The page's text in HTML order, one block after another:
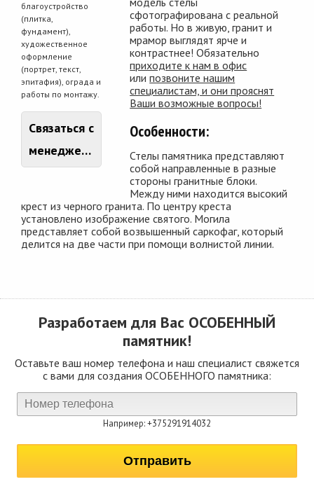
благоустройство
(плитка,
фундамент),
художественное
оформление
(портрет, текст,
эпитафия), ограда и
работы по монтажу.
Связаться с
менеджером
сфотографирована с реальной
работы. Но в живую, гранит и
мрамор выглядят ярче и
контрастнее! Обязательно
приходите к нам в офис
илипозвоните нашим
специалистам, и они прояснят
Ваши возможные вопросы!
Особенности:
Стелы памятника представляют
собой направленные в разные
стороны гранитные блоки.
Между ними находится высокий
крест из черного гранита. По центру креста
установлено изображение святого. Могила
представляет собой возвышенный саркофаг, который
делится на две части при помощи волнистой линии.
Разработаем для Вас ОСОБЕННЫЙ
памятник!
Оставьте ваш номер телефона и наш специалист свяжется
с вами для создания ОСОБЕННОГО памятника:
Например: +375291914032